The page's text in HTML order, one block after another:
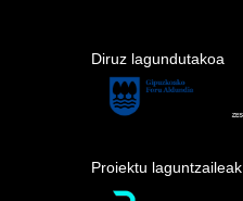
Diruz lagundutakoa
Proiektu laguntzaileak